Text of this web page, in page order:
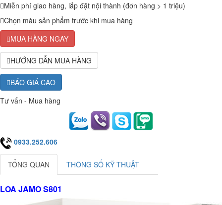
Miễn phí giao hàng, lắp đặt nội thành (đơn hàng > 1 triệu)
Chọn màu sản phẩm trước khi mua hàng
MUA HÀNG NGAY
HƯỚNG DẪN MUA HÀNG
BÁO GIÁ CAO
Tư vấn - Mua hàng
0933.252.606
TỔNG QUAN THÔNG SỐ KỸ THUẬT
LOA JAMO S801